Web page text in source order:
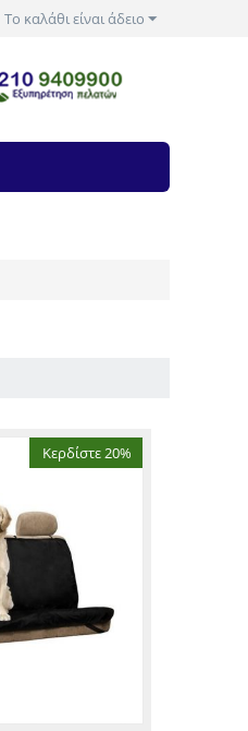
Το καλάθι είναι άδειο
Κερδίστε 20%